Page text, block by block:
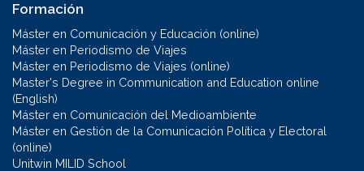
Formación
Máster en Comunicación y Educación (online)
Máster en Periodismo de Viajes
Máster en Periodismo de Viajes (online)
Master's Degree in Communication and Education online
(English)
Máster en Comunicación del Medioambiente
Máster en Gestión de la Comunicación Política y Electoral
(online)
Unitwin MILID School